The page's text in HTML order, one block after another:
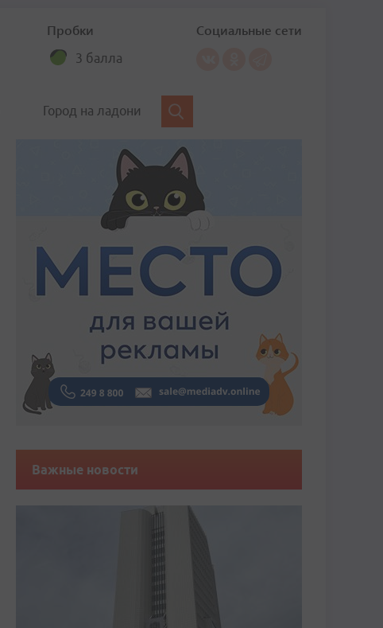
Пробки
3 балла
Социальные сети
Город на ладони
Важные новости